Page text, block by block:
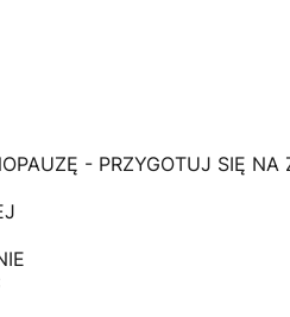
- PRZYGOTUJ SIĘ NA